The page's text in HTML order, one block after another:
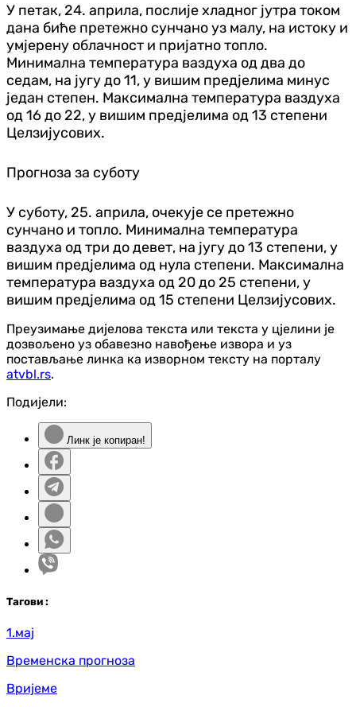
У петак, 24. априла, послије хладног јутра током
дана биће претежно сунчано уз малу, на истоку и
умјерену облачност и пријатно топло.
Минимална температура ваздуха од два до
седам, на југу до 11, у вишим пред‌јелима минус
један степен. Максимална температура ваздуха
од 16 до 22, у вишим пред‌јелима од 13 степени
Целзијусових.
Прогноза за суботу
У суботу, 25. априла, очекује се претежно
сунчано и топло. Минимална температура
ваздуха од три до девет, на југу до 13 степени, у
вишим пред‌јелима од нула степени. Максимална
температура ваздуха од 20 до 25 степени, у
вишим пред‌јелима од 15 степени Целзијусових.
Преузимање дијелова текста или текста у цјелини је
дозвољено уз обавезно навођење извора и уз
постављање линка ка изворном тексту на порталу
atvbl.rs.
Подијели:
Линк је копиран!
Тагови :
1.мај
Временска прогноза
Вријеме